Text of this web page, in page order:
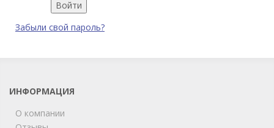
Забыли свой пароль?
ИНФОРМАЦИЯ
О компании